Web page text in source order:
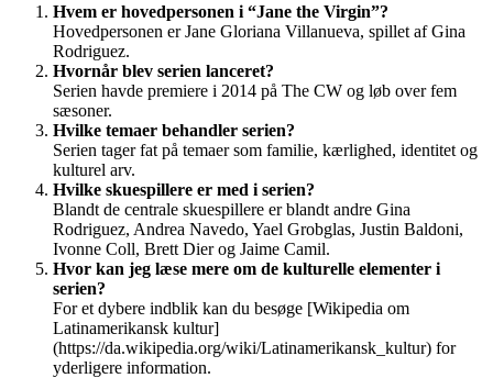
Hvem er hovedpersonen i “Jane the Virgin”?
Hovedpersonen er Jane Gloriana Villanueva, spillet af Gina
Rodriguez.
Hvornår blev serien lanceret?
Serien havde premiere i 2014 på The CW og løb over fem
sæsoner.
Hvilke temaer behandler serien?
Serien tager fat på temaer som familie, kærlighed, identitet og
kulturel arv.
Hvilke skuespillere er med i serien?
Blandt de centrale skuespillere er blandt andre Gina
Rodriguez, Andrea Navedo, Yael Grobglas, Justin Baldoni,
Ivonne Coll, Brett Dier og Jaime Camil.
Hvor kan jeg læse mere om de kulturelle elementer i
serien?
For et dybere indblik kan du besøge [Wikipedia om
Latinamerikansk kultur]
(https://da.wikipedia.org/wiki/Latinamerikansk_kultur) for
yderligere information.